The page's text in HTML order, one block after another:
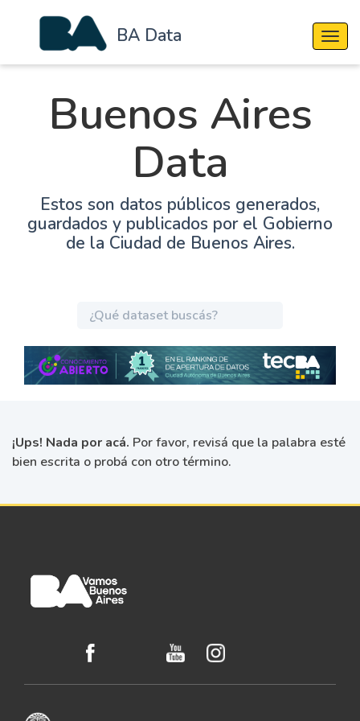
BA Data
Buenos Aires
Data
Estos son datos públicos generados,
guardados y publicados por el Gobierno
de la Ciudad de Buenos Aires.
¡Ups! Nada por acá. Por favor, revisá que la palabra esté
bien escrita o probá con otro término.